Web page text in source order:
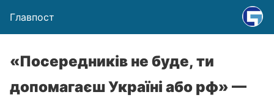
Главпост
«Посередників не буде, ти
допомагаєш Україні або рф» —